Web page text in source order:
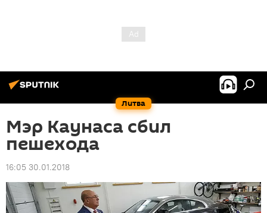
Литва
Мэр Каунаса сбил
пешехода
16:05 30.01.2018